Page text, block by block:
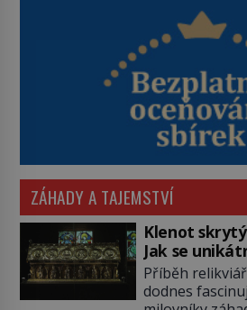
ZÁHADY A TAJEMSTVÍ
Klenot
Jak se
poklad
Bečova?
Příběh
dodnes